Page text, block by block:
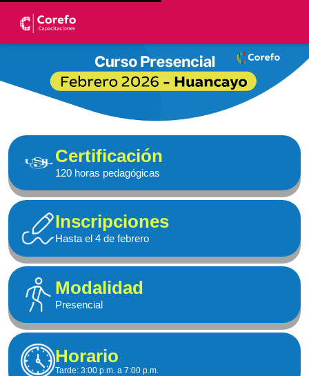
Certificación
120 horas pedagógicas
Inscripciones
Hasta el 4 de febrero
Modalidad
Presencial
Horario
Tarde: 3:00 p.m. a 7:00 p.m.